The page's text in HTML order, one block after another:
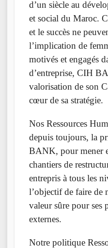
d’un siècle au
et social du Maroc.
et le succès ne
l’implication de
motivés et engagés
d’entreprise, CIH
valorisation de son
cœur de sa stratégie.
Nos Ressources
depuis toujours, la
BANK, pour mener
chantiers de
entrepris à tous les
l’objectif de faire de
valeur sûre pour ses
externes.
Notre politique